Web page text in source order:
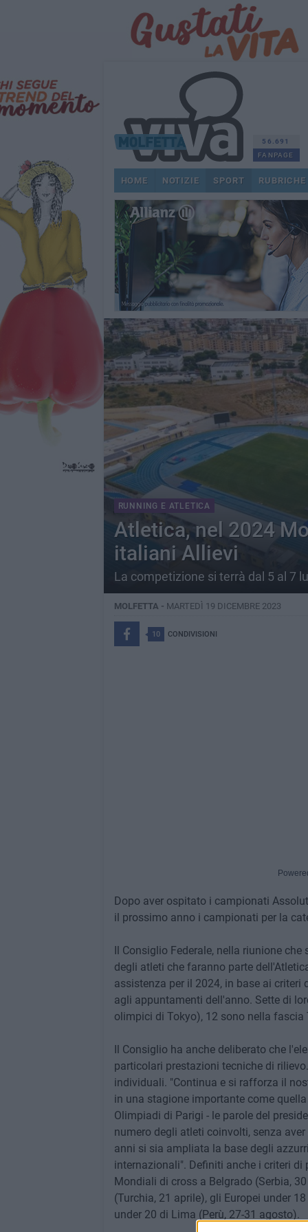
56.691
FANPAGE
HOME NOTIZIE SPORT RUBRICHE
RUNNING E ATLETICA
Atletica, nel 2024
italiani Allievi
La competizione si terrà dal 5 al 7
MOLFETTA - MARTEDÌ 19 DICEMBRE 2023
10 CONDIVISIONI
Dopo aver ospitato i campionati
il prossimo anno i campionati per la
Il Consiglio Federale, nella riunione
degli atleti che faranno parte
assistenza per il 2024, in base ai
agli appuntamenti dell'anno. Sette di
olimpici di Tokyo), 12 sono nella
Il Consiglio ha anche deliberato che
particolari prestazioni tecniche di
individuali. "Continua e si rafforza il
in una stagione importante come
Olimpiadi di Parigi - le parole del
numero degli atleti coinvolti, senza
anni si sia ampliata la base degli
internazionali". Definiti anche i criteri
Mondiali di cross a Belgrado (Serbia,
(Turchia, 21 aprile), gli Europei under
under 20 di Lima (Perù, 27-31 agosto).